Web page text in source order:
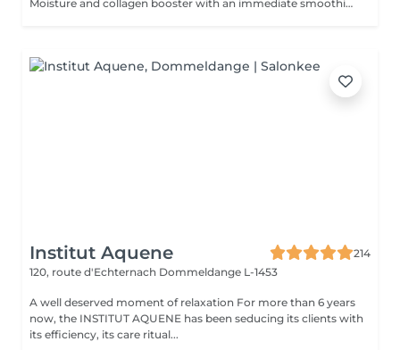
Moisture and collagen booster with an immediate smoothing effect.
Institut Aquene
214
120, route d'Echternach Dommeldange L-1453
A well deserved moment of relaxation For more than 6 years
now, the INSTITUT AQUENE has been seducing its clients with
its efficiency, its care ritual...